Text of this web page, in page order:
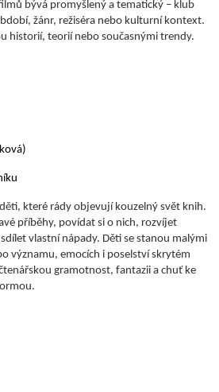
bývá promyšlený a tematický – klub
žánr, režiséra nebo kulturní kontext.
historií, teorií nebo současnými trendy.
které rády objevují kouzelný svět knih.
příběhy, povídat si o nich, rozvíjet
vlastní nápady. Děti se stanou malými
významu, emocích i poselství skrytém
gramotnost, fantazii a chuť ke